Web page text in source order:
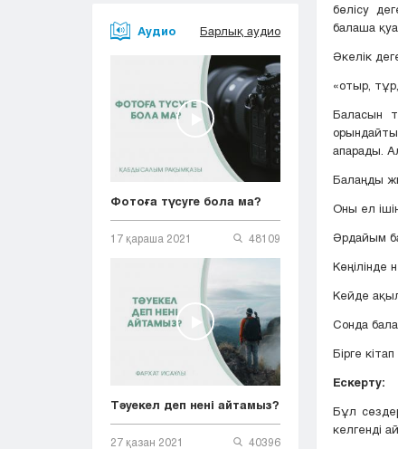
Аудио Барлық аудио
Фотоға түсуге бола ма?
17 қараша 2021 48109
Тәуекел деп нені айтамыз?
27 қазан 2021 40396
бөлісу
балаша
Әкелік
«отыр, тұр,
Баласын
апарады.
Балаңды
Оны ел
Әрдайым
Көңілінде
Кейде
Сонда бала
Бірге кітап
Ескерту:
Бұл
келгенді